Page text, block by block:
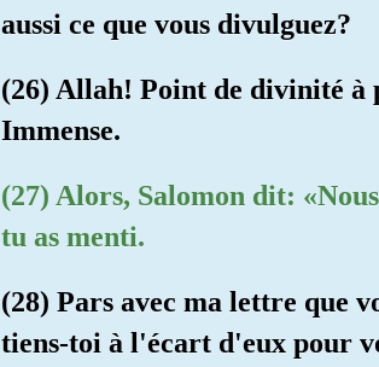
aussi ce que vous divulguez?
(26) Allah! Point de divinité
Immense.
(27) Alors, Salomon dit:
tu as menti.
(28) Pars avec ma lettre que
tiens-toi à l'écart d'eux pour